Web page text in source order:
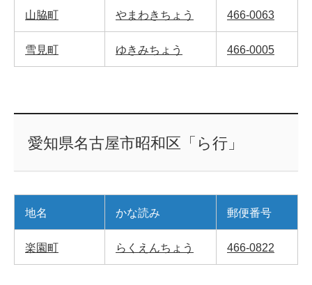
山脇町 やまわきちょう 466-0063
雪見町 ゆきみちょう 466-0005
愛知県名古屋市昭和区「ら行」
地名 かな読み 郵便番号
楽園町 らくえんちょう 466-0822